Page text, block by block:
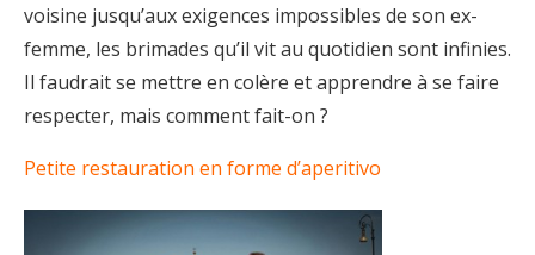
voisine jusqu’aux exigences impossibles de son ex-
femme, les brimades qu’il vit au quotidien sont infinies.
Il faudrait se mettre en colère et apprendre à se faire
respecter, mais comment fait-on ?
Petite restauration en forme d’aperitivo